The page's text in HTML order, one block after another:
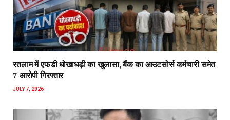
रतलाम में एफडी धोखाधड़ी का खुलासा, बैंक का आउटसोर्स कर्मचारी समेत
7 आरोपी गिरफ्तार
JULY 7, 2026